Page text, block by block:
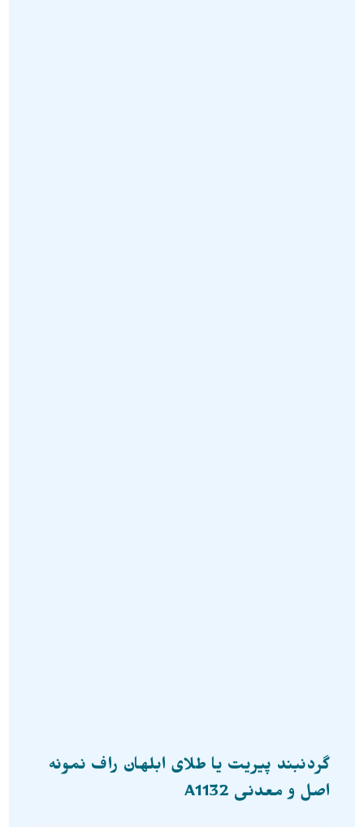
گردنبند پیریت یا طلای ابلهان راف نمونه
اصل و معدنی A1132